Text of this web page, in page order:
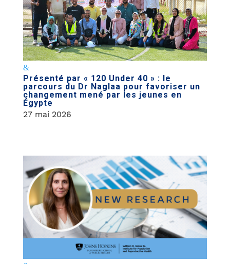
Présenté par « 120 Under 40 » : le
parcours du Dr Naglaa pour favoriser un
changement mené par les jeunes en
Égypte
27 mai 2026